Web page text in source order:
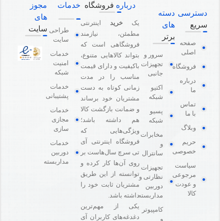
دسترسی
سریع
صفحه
اصلی
فروشگاه
درباره
ما
تماس
با ما
وبلاگ
حریم
خصوصی
سیاست
مرجوعی
و عودت
کالا
دسته
های
برتر
سرور و
تجهیزات
جانبی
اکتیو
شبکه
پسیو
شبکه
مخابرات
و
سانترال
تجهیزات
نظارتی و
دوربین
مداربسته
کامپیوتر
و
درباره فروشگاه
یک خریداینترنتی
مطمئن، نیازمند
فروشگاهی است که
بتواند کالاهایی متنوع،
باکیفیت و دارای قیمت
مناسب را در مدت
زمانی کوتاه به دست
مشتریان خود برساند
و ضمانت بازگشت کالا
هم داشته باشد؛
ویژگی‌هایی که
فروشگاه اینترنتی آی
تی سرچ سال‌هاست بر
روی آن‌ها کار کرده و
توانسته از این طریق
مشتریان ثابت خود را
داشته باشد.
یکی از مهم‌ترین
دغدغه‌های کاربران آی
خدمات
طراحی
سایت
خدمات
امنیت
شبکه
خدمات
پشتیبانی
خدمات
مجازی
سازی
خدمات
دوربین
مداربسته
مجوز
های
سایت